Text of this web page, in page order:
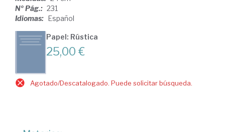
Nº Pág.: 231
Idiomas: Español
Papel: Rústica
25,00 €
Agotado/Descatalogado. Puede solicitar búsqueda.